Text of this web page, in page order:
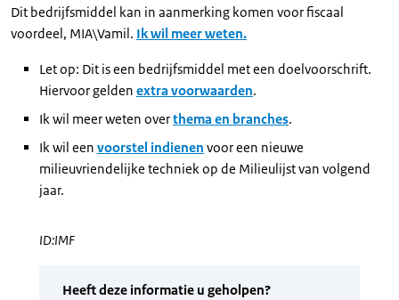
Dit bedrijfsmiddel kan in aanmerking komen voor fiscaal
voordeel, MIA\Vamil. Ik wil meer weten.
Let op: Dit is een bedrijfsmiddel met een doelvoorschrift.
Hiervoor gelden extra voorwaarden.
Ik wil meer weten overthema en branches.
Ik wil een voorstel indienen voor een nieuwe
milieuvriendelijke techniek op de Milieulijst van volgend
jaar.
ID:IMF